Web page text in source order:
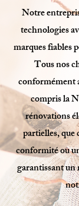
Notre
technologies
marques fiables
Tous nos
conformément
compris la
rénovations
partielles, que
conformité ou
garantissant un